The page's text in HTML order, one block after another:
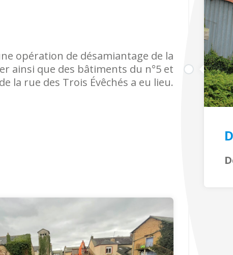
opération de désamiantage de la
ainsi que des bâtiments du n°5 et
la rue des Trois Évêchés a eu lieu.